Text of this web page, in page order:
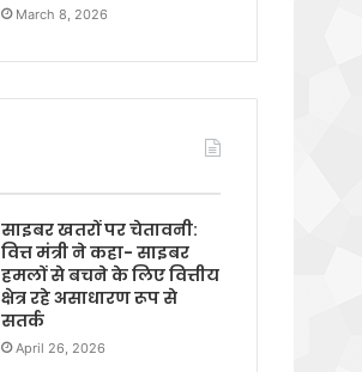
March 8, 2026
साइबर खतरों पर चेतावनी:
वित्त मंत्री ने कहा- साइबर
हमलों से बचने के लिए वित्तीय
क्षेत्र रहे असाधारण रूप से
सतर्क
April 26, 2026